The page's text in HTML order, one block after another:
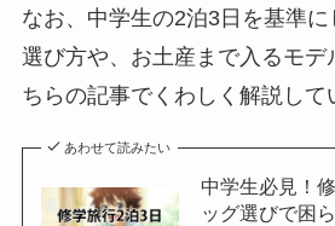
なお、中学生の2泊3日を基準
選び方や、お土産まで入るモデ
ちらの記事でくわしく解説して
あわせて読みたい
中学生必見！
ッグ選びで困